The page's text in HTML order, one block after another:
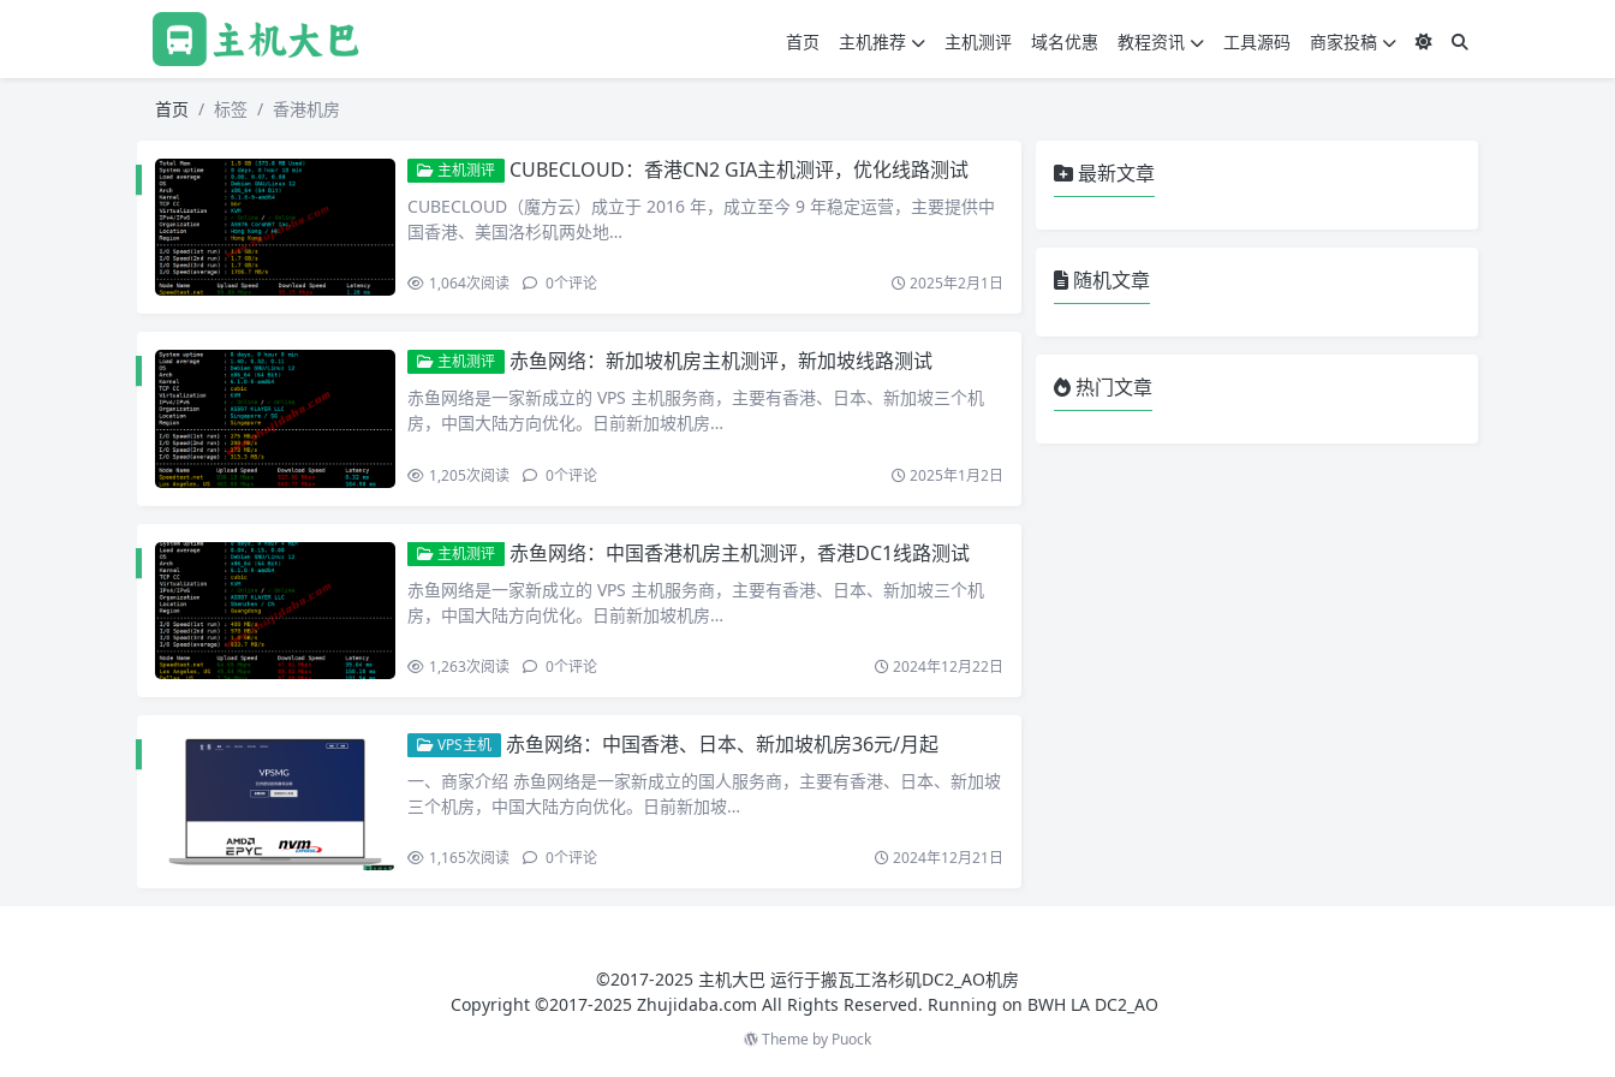
首页 主机推荐 主机测评 域名优惠 教程资讯 工具源码 商家投稿
首页 标签 香港机房
主机测评 CUBECLOUD：香港CN2 GIA主机测评，优化线路测试
CUBECLOUD（魔方云）成立于 2016 年，成立至今 9 年稳定运营，主要提供中
国香港、美国洛杉矶两处地…
1,064次阅读 0个评论 2025年2月1日
主机测评 赤鱼网络：新加坡机房主机测评，新加坡线路测试
赤鱼网络是一家新成立的 VPS 主机服务商，主要有香港、日本、新加坡三个机
房，中国大陆方向优化。日前新加坡机房…
1,205次阅读 0个评论 2025年1月2日
主机测评 赤鱼网络：中国香港机房主机测评，香港DC1线路测试
赤鱼网络是一家新成立的 VPS 主机服务商，主要有香港、日本、新加坡三个机
房，中国大陆方向优化。日前新加坡机房…
1,263次阅读 0个评论 2024年12月22日
VPS主机 赤鱼网络：中国香港、日本、新加坡机房36元/月起
一、商家介绍 赤鱼网络是一家新成立的国人服务商，主要有香港、日本、新加坡
三个机房，中国大陆方向优化。日前新加坡…
1,165次阅读 0个评论 2024年12月21日
最新文章
随机文章
热门文章
©2017-2025 主机大巴 运行于搬瓦工洛杉矶DC2_AO机房
Copyright ©2017-2025 Zhujidaba.com All Rights Reserved. Running on BWH LA DC2_AO
Theme by Puock